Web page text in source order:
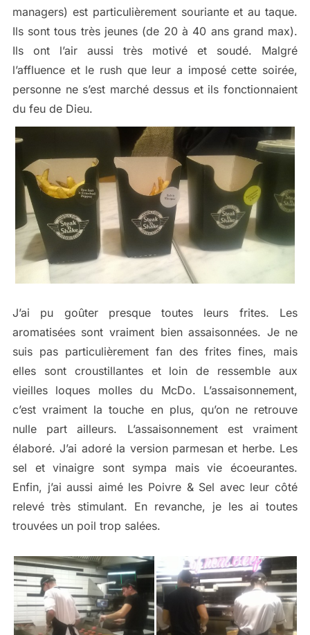
managers) est particulièrement souriante et au taque.
Ils sont tous très jeunes (de 20 à 40 ans grand max).
Ils ont l’air aussi très motivé et soudé. Malgré
l’affluence et le rush que leur a imposé cette soirée,
personne ne s’est marché dessus et ils fonctionnaient
du feu de Dieu.
J’ai pu goûter presque toutes leurs frites. Les
aromatisées sont vraiment bien assaisonnées. Je ne
suis pas particulièrement fan des frites fines, mais
elles sont croustillantes et loin de ressemble aux
vieilles loques molles du McDo. L’assaisonnement,
c’est vraiment la touche en plus, qu’on ne retrouve
nulle part ailleurs. L’assaisonnement est vraiment
élaboré. J’ai adoré la version parmesan et herbe. Les
sel et vinaigre sont sympa mais vie écoeurantes.
Enfin, j’ai aussi aimé les Poivre & Sel avec leur côté
relevé très stimulant. En revanche, je les ai toutes
trouvées un poil trop salées.